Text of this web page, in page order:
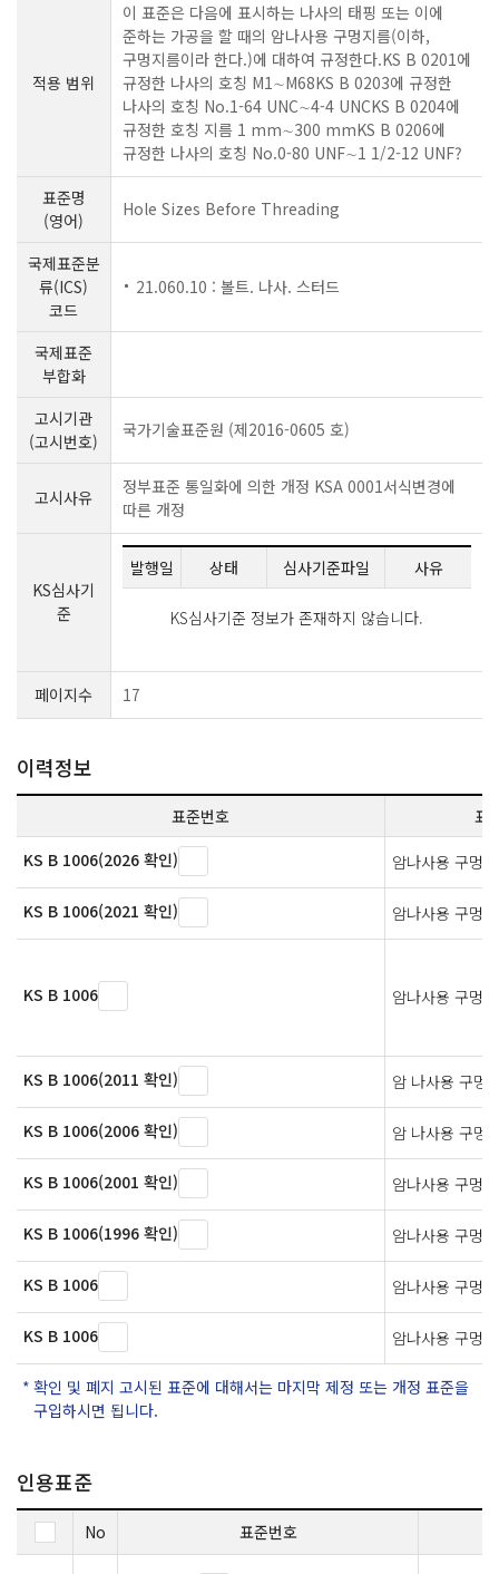
적용 범위
이 표준은 다음에 표시하는 나사의 태핑 또는 이에
준하는 가공을 할 때의 암나사용 구멍지름(이하,
구멍지름이라 한다.)에 대하여 규정한다.KS B 0201에
규정한 나사의 호칭 M1∼M68KS B 0203에 규정한
나사의 호칭 No.1-64 UNC∼4-4 UNCKS B 0204에
규정한 호칭 지름 1 mm∼300 mmKS B 0206에
규정한 나사의 호칭 No.0-80 UNF∼1 1/2-12 UNF?
표준명
(영어)
Hole Sizes Before Threading
국제표준분
류(ICS)
코드
21.060.10 : 볼트. 나사. 스터드
국제표준
부합화
고시기관
(고시번호)
국가기술표준원 (제2016-0605 호)
고시사유
정부표준 통일화에 의한 개정 KSA 0001서식변경에
따른 개정
KS심사기
준
발행일 상태 심사기준파일 사유
KS심사기준 정보가 존재하지 않습니다.
페이지수 17
이력정보
표준번호
표
KS B 1006(2026 확인)
암나사용 구멍
KS B 1006(2021 확인) 암나사용 구멍
KS B 1006 암나사용 구멍
KS B 1006(2011 확인) 암 나사용 구멍
KS B 1006(2006 확인) 암 나사용 구멍
KS B 1006(2001 확인) 암나사용 구멍
KS B 1006(1996 확인) 암나사용 구멍
KS B 1006 암나사용 구멍
KS B 1006 암나사용 구멍
확인 및 폐지 고시된 표준에 대해서는 마지막 제정 또는 개정 표준을
구입하시면 됩니다.
인용표준
No 표준번호